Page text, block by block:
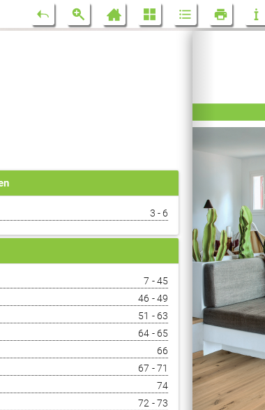
3 - 6
7 - 45
46 - 49
51 - 63
64 - 65
66
67 - 71
74
72 - 73